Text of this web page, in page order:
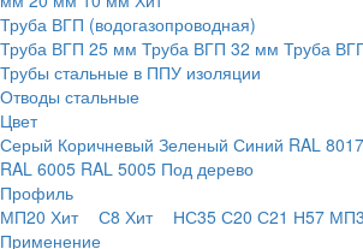
Труба ВГП (водогазопроводная)
Труба ВГП 25 мм Труба ВГП 32 мм Труба
Трубы стальные в ППУ изоляции
Отводы стальные
Цвет
Серый Коричневый Зеленый Синий RAL 8017
RAL 6005 RAL 5005 Под дерево
Профиль
МП20 Хит С8 Хит НС35 С20 С21 Н57
Применение